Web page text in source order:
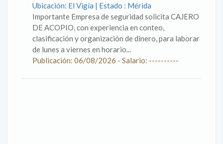
Ubicación: El Vigía | Estado : Mérida
Importante Empresa de seguridad solicita CAJERO
DE ACOPIO, con experiencia en conteo,
clasificación y organización de dinero, para laborar
de lunes a viernes en horario...
Publicación: 06/08/2026 - Salario: ----------